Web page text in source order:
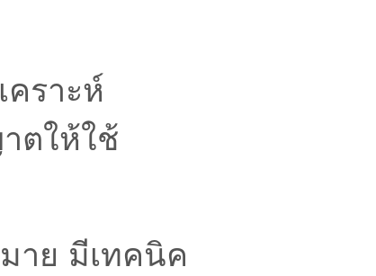
ราะห์
ตให้ใช้
าย มีเทคนิค